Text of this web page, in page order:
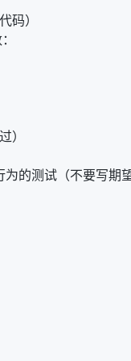
码）
）
的测试（不要写期